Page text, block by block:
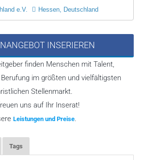
e.V. Hessen, Deutschland
INSERIEREN
finden Menschen mit Talent,
im größten und vielfältigsten
Stellenmarkt.
uns auf Ihr Inserat!
Leistungen und Preise.
Tags